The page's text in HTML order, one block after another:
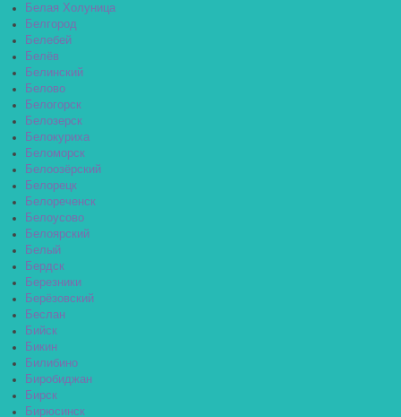
Белая Холуница
Белгород
Белебей
Белёв
Белинский
Белово
Белогорск
Белозерск
Белокуриха
Беломорск
Белоозёрский
Белорецк
Белореченск
Белоусово
Белоярский
Белый
Бердск
Березники
Берёзовский
Беслан
Бийск
Бикин
Билибино
Биробиджан
Бирск
Бирюсинск